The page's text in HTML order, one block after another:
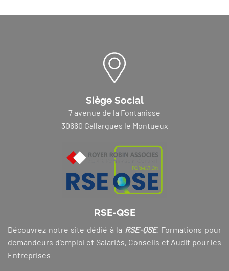
Siège Social
7 avenue de la Fontanisse
30660 Gallargues le Montueux
RSE-QSE
Découvrez notre site dédié à la RSE-QSE. Formations pour
demandeurs d’emploi et Salariés, Conseils et Audit pour les
Entreprises